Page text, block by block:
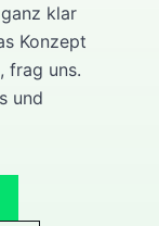
klar
Konzept
frag uns.
und